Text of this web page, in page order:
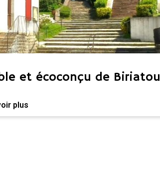
et écoconçu de Biriatou
plus